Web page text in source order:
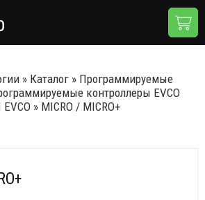
» Каталог » Программируемые
контроллеры EVCO
» MICRO / MICRO+